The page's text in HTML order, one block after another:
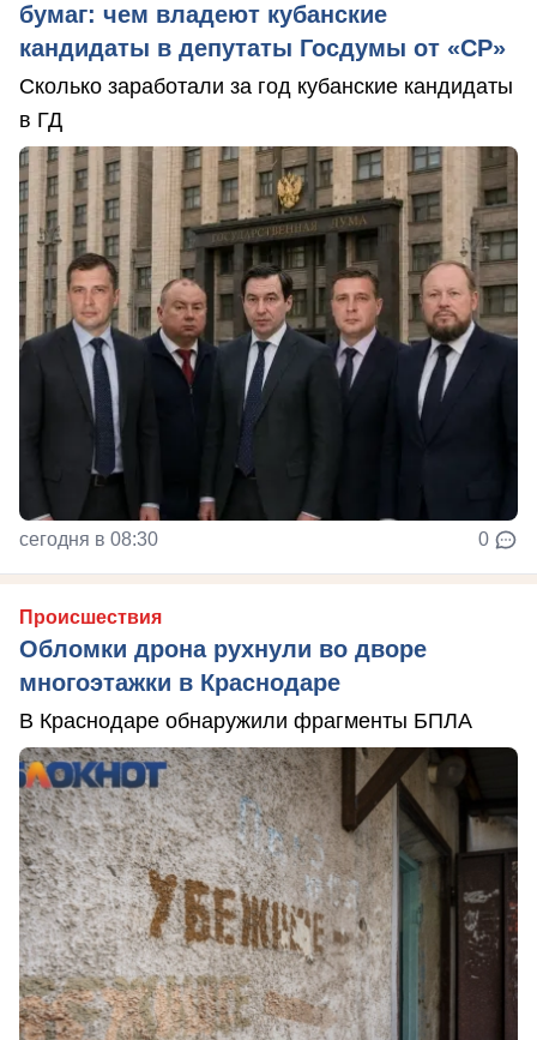
бумаг: чем владеют кубанские
кандидаты в депутаты Госдумы от «СР»
Сколько заработали за год кубанские кандидаты
в ГД
сегодня в 08:30 0
Происшествия
Обломки дрона рухнули во дворе
многоэтажки в Краснодаре
В Краснодаре обнаружили фрагменты БПЛА